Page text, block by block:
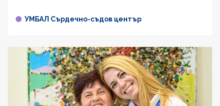
УМБАЛ Сърдечно-съдов център